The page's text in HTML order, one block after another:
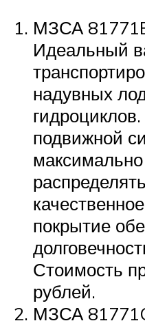
МЗСА
Идеальный
надувных
подвижной
покрытие
Стоимость
рублей.
МЗСА